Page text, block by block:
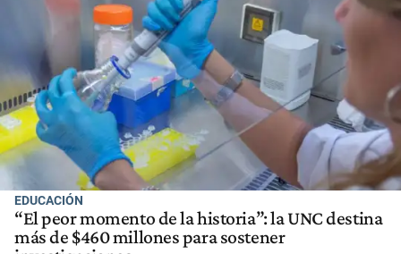
EDUCACIÓN
“El peor momento de la historia”: la UNC destina
más de $460 millones para sostener